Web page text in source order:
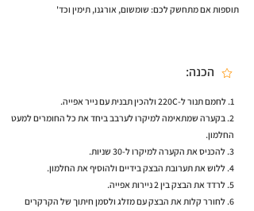
תוספות אם מתחשק לכם: שומשום, אורגנו, תימין וכד'
הכנה:
1. לחמם תנור ל-220C ולהכין תבנית עם נייר אפייה.
2. בקערה שמתאימה למיקרו לערבב ביחד את כל החומרים למעט
החלמון.
3. להכניס את הקערה למיקרו ל-30 שניות.
4. ללוש את תערובת הבצק בידיים ולהוסיף את החלמון.
5. לרדד את הבצק בין 2 ניירות אפייה.
6. לחורר קלות את הבצק עם מזלג ולסמן חיתוך של הקרקרים